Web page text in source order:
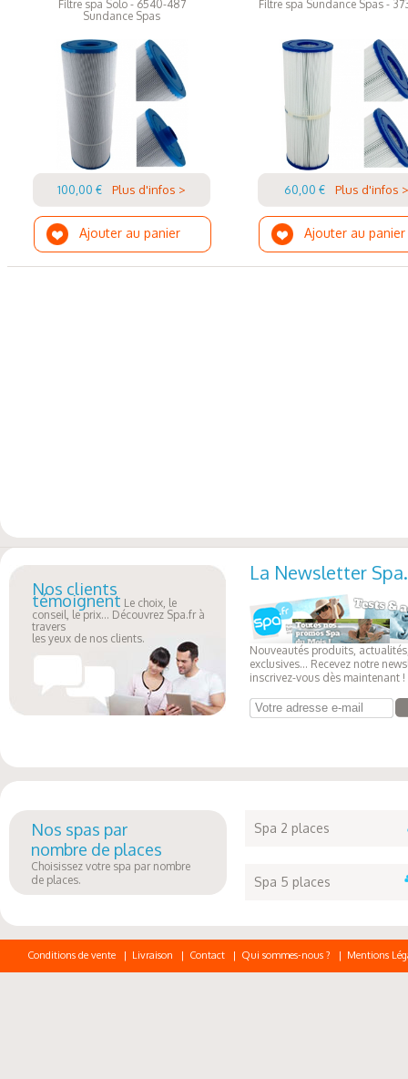
Filtre spa Solo - 6540-487
Sundance Spas
100,00 € Plus d'infos >
Ajouter au panier
Filtre spa Sundance Spas -
60,00 € Plus d'infos >
Ajouter au panier
Nos clients
témoignent Le choix, le
conseil, le prix... Découvrez Spa.fr à
travers
les yeux de nos clients.
La Newsletter
Nouveautés produits,
exclusives... Recevez notre
inscrivez-vous dès maintenant !
Votre adresse e-mail
Nos spas par
nombre de places
Choisissez votre spa par nombre
de places.
Spa 2 places
Spa 5 places
Conditions de vente | Livraison | Contact | Qui sommes-nous ? | Mentions